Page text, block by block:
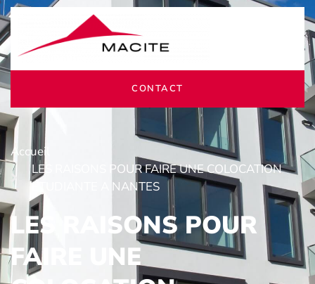
CONTACT
Accueil
LES RAISONS POUR FAIRE UNE COLOCATION
ÉTUDIANTE A NANTES
LES RAISONS POUR
FAIRE UNE